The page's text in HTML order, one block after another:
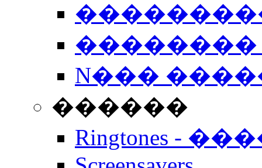
��������
N���
������
Ringtones -